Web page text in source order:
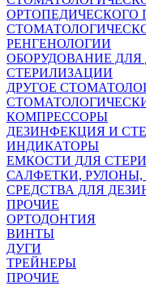
ОРТОПЕДИЧЕСКОГО
РЕНГЕНОЛОГИИ
ОБОРУДОВАНИЕ
СТЕРИЛИЗАЦИИ
ДРУГОЕ
КОМПРЕССОРЫ
ДЕЗИНФЕКЦИЯ И
ИНДИКАТОРЫ
ЕМКОСТИ ДЛЯ
САЛФЕТКИ,
СРЕДСТВА ДЛЯ
ПРОЧИЕ
ОРТОДОНТИЯ
ВИНТЫ
ДУГИ
ТРЕЙНЕРЫ
ПРОЧИЕ